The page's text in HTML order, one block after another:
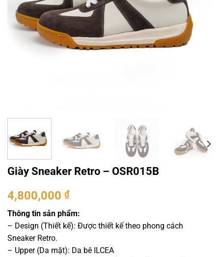
Giày Sneaker Retro – OSR015B
4,800,000 ₫
Thông tin sản phẩm:
– Design (Thiết kế): Được thiết kế theo phong cách
Sneaker Retro.
– Upper (Da mặt): Da bê ILCEA